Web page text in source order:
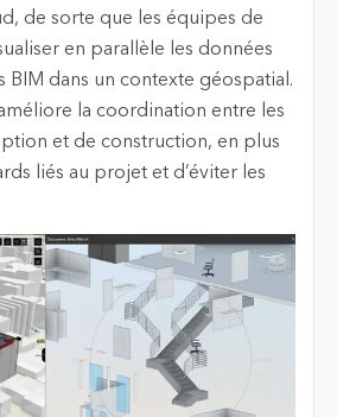
de sorte que les équipes de
en parallèle les données
BIM dans un contexte géospatial.
la coordination entre les
et de construction, en plus
liés au projet et d’éviter les